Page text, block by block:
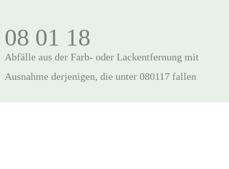
08 01 18
Abfälle aus der Farb- oder Lackentfernung mit
Ausnahme derjenigen, die unter 080117 fallen